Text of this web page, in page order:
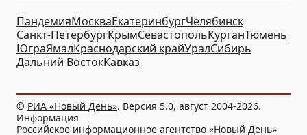
ПандемияМоскваЕкатеринбургЧелябинск
Санкт-ПетербургКрымСевастопольКурганТюмень
ЮграЯмалКраснодарский крайУралСибирь
Дальний ВостокКавказ
© РИА «Новый День». Версия 5.0, август 2004-2026.
Информация
Российское информационное агентство «Новый День»